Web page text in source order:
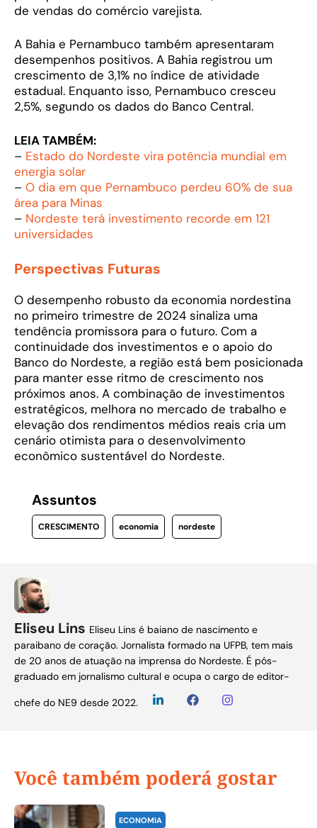
de vendas do comércio varejista.
A Bahia e Pernambuco também apresentaram
desempenhos positivos. A Bahia registrou um
crescimento de 3,1% no índice de atividade
estadual. Enquanto isso, Pernambuco cresceu
2,5%, segundo os dados do Banco Central.
LEIA TAMBÉM:
– Estado do Nordeste vira potência mundial em
energia solar
– O dia em que Pernambuco perdeu 60% de sua
área para Minas
– Nordeste terá investimento recorde em 121
universidades
Perspectivas Futuras
O desempenho robusto da economia nordestina
no primeiro trimestre de 2024 sinaliza uma
tendência promissora para o futuro. Com a
continuidade dos investimentos e o apoio do
Banco do Nordeste, a região está bem posicionada
para manter esse ritmo de crescimento nos
próximos anos. A combinação de investimentos
estratégicos, melhora no mercado de trabalho e
elevação dos rendimentos médios reais cria um
cenário otimista para o desenvolvimento
econômico sustentável do Nordeste.
Assuntos
CRESCIMENTO economia nordeste
Eliseu Lins Eliseu Lins é baiano de nascimento e
paraibano de coração. Jornalista formado na UFPB, tem mais
de 20 anos de atuação na imprensa do Nordeste. É pós-
graduado em jornalismo cultural e ocupa o cargo de editor-
chefe do NE9 desde 2022.
Você também poderá gostar
ECONOMIA